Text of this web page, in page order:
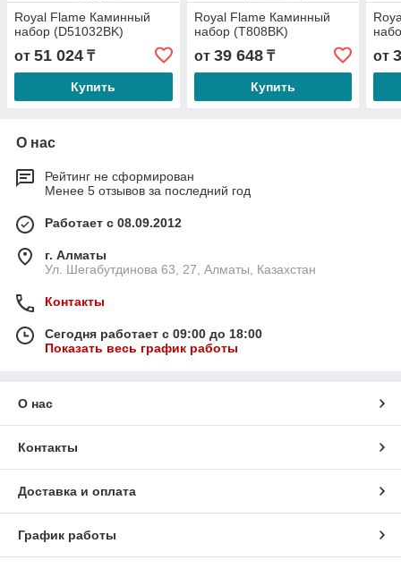
Royal Flame Каминный
набор (D51032BK)
от 51 024 ₸
Купить
Royal Flame Каминный
набор (T808BK)
от 39 648₸
Купить
от
О нас
Рейтинг не сформирован
Менее 5 отзывов за последний год
Работает с 08.09.2012
г. Алматы
Ул. Шегабутдинова 63, 27, Алматы, Казахстан
Контакты
Сегодня работает с 09:00 до 18:00
Показать весь график работы
О нас
Контакты
Доставка и оплата
График работы